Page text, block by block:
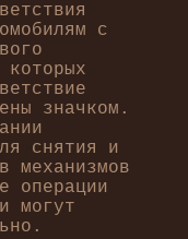
с
значком.
снятия и
механизмов
операции
могут